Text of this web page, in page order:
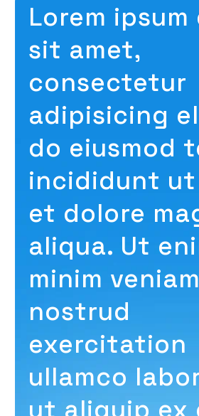
Lorem
sit amet,
consectetur
adipisicing
do eiusmod
incididunt ut
et dolore
aliqua. Ut
minim
nostrud
exercitation
ullamco
ut aliquip ex